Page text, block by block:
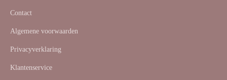
Contact
Algemene voorwaarden
Privacyverklaring
Klantenservice